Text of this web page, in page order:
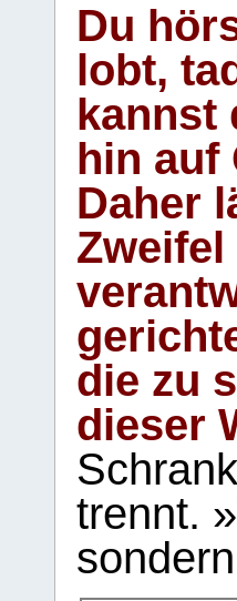
Du
lobt,
kannst
hin auf
Daher
die zu
dieser
trennt.